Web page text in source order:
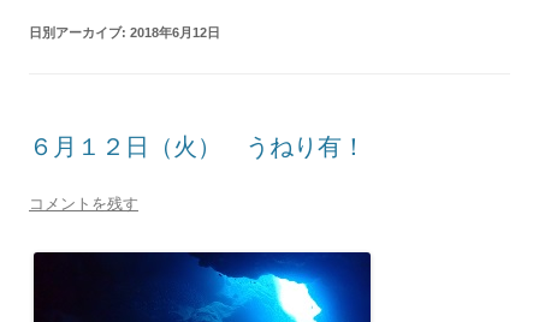
日別アーカイブ: 2018年6月12日
６月１２日（火） うねり有！
コメントを残す